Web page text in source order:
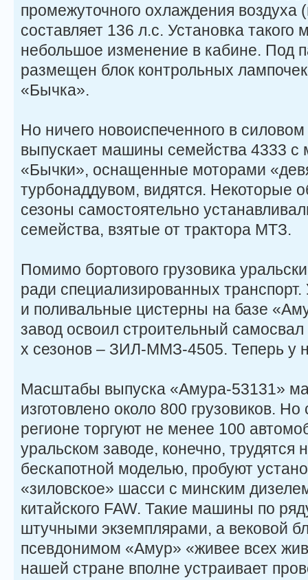
промежуточного охлаждения
составляет 136 л.с. Установка такого
небольшое изменение в кабине. Под
размещен блок контрольных
«Бычка».
Но ничего новоиспеченного в силовом
выпускает машины семейства 4333 с
«Бычки», оснащенные моторами
турбонаддувом, видятся. Некоторые
сезоны самостоятельно
семейства, взятые от трактора МТЗ.
Помимо бортового грузовика
ради специализированных
и поливальные цистерны на базе
завод освоил строительный
х сезонов – ЗИЛ-ММЗ-4505. Теперь у
Масштабы выпуска «Амура-53131»
изготовлено около 800 грузовиков.
регионе торгуют не менее 100
уральском заводе, конечно, трудятся
бескапотной моделью, пробуют
«зиловское» шасси с минским
китайского FAW. Такие машины по
штучными экземплярами, а вековой
псевдонимом «Амур» «живее всех
нашей стране вполне устраивает